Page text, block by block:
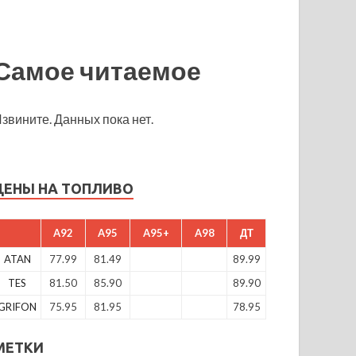
читаемое
Данных пока нет.
НА ТОПЛИВО
A92 A95 A95+ A98 ДТ
ATAN 77.99 81.49
89.99
TES
81.50 85.90
89.90
75.95 81.95 78.95